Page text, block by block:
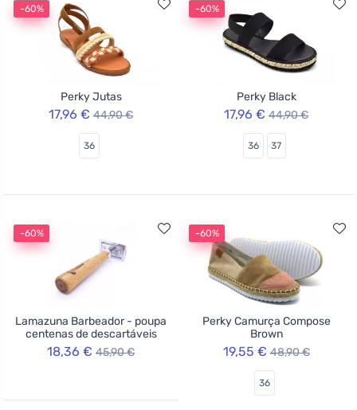
-60%
Perky Jutas
17,96 € 44,90 €
36
-60%
Perky Black
17,96 € 44,90 €
36 37
-60%
Lamazuna Barbeador - poupa
centenas de descartáveis
18,36 € 45,90 €
-60%
Perky Camurça Compose
Brown
19,55 € 48,90 €
36